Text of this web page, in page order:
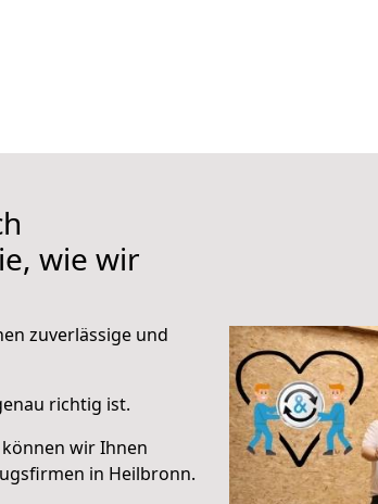
wie wir
zuverlässige und
richtig ist.
wir Ihnen
in Heilbronn.